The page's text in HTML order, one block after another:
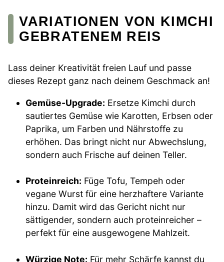
VARIATIONEN VON KIMCHI
GEBRATENEM REIS
Lass deiner Kreativität freien Lauf und passe
dieses Rezept ganz nach deinem Geschmack an!
Gemüse-Upgrade: Ersetze Kimchi durch
sautiertes Gemüse wie Karotten, Erbsen oder
Paprika, um Farben und Nährstoffe zu
erhöhen. Das bringt nicht nur Abwechslung,
sondern auch Frische auf deinen Teller.
Proteinreich: Füge Tofu, Tempeh oder
vegane Wurst für eine herzhaftere Variante
hinzu. Damit wird das Gericht nicht nur
sättigender, sondern auch proteinreicher –
perfekt für eine ausgewogene Mahlzeit.
Würzige Note: Für mehr Schärfe kannst du